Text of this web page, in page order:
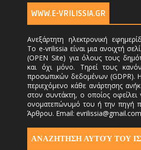
WWW.E-VRILISSIA.GR
Ανεξάρτητη ηλεκτρονική
Το e-vrilissia είναι μια ανοιχτή
(OPEN Site) για όλους τους
και όχι μόνο. Τηρεί τους
προσωπικών δεδομένων (GDPR).
περιεχόμενο κάθε ανάρτησης
στον συντάκτη, ο οποίος οφείλει
ονοματεπώνυμό του ή την πηγή
Άρθρου. Email: evrilissia@gmail.com
ΑΝΑΖΗΤΗΣΗ ΑΥΤΟΎ ΤΟΥ